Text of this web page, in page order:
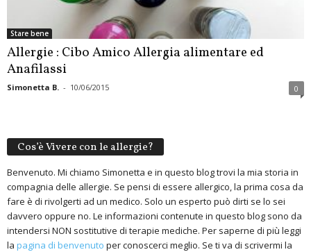
Stare bene
Allergie : Cibo Amico Allergia alimentare ed
Anafilassi
Simonetta B. - 10/06/2015 0
Cos’è Vivere con le allergie?
Benvenuto. Mi chiamo Simonetta e in questo blog trovi la mia storia in
compagnia delle allergie. Se pensi di essere allergico, la prima cosa da
fare è di rivolgerti ad un medico. Solo un esperto può dirti se lo sei
davvero oppure no. Le informazioni contenute in questo blog sono da
intendersi NON sostitutive di terapie mediche. Per saperne di più leggi
la pagina di benvenuto per conoscerci meglio. Se ti va di scrivermi la